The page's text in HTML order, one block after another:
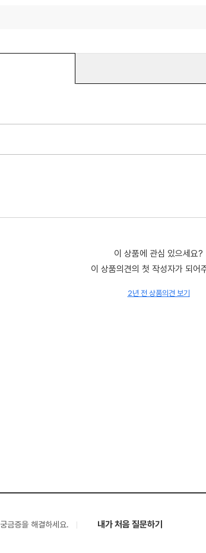
이 상품에 관심 있으세요?
이 상품의견의 첫 작성자가 되어
2년 전 상품의견 보기
금증을 해결하세요. 내가 처음 질문하기